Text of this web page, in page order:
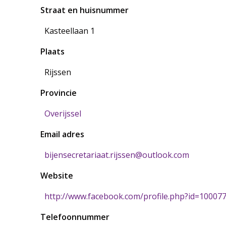
Straat en huisnummer
Kasteellaan 1
Plaats
Rijssen
Provincie
Overijssel
Email adres
bijensecretariaat.rijssen@outlook.com
Website
http://www.facebook.com/
Telefoonnummer